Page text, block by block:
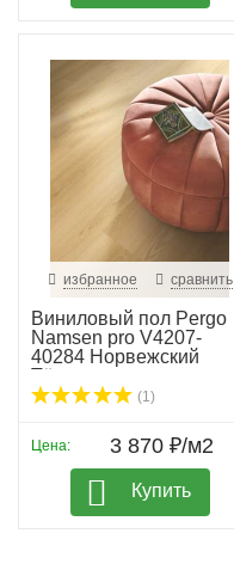
избранное сравнить
Виниловый пол Pergo
Namsen pro V4207-
40284 Норвежский
Тёп...
(1)
Цена: 3 870 ₽/м2
Купить